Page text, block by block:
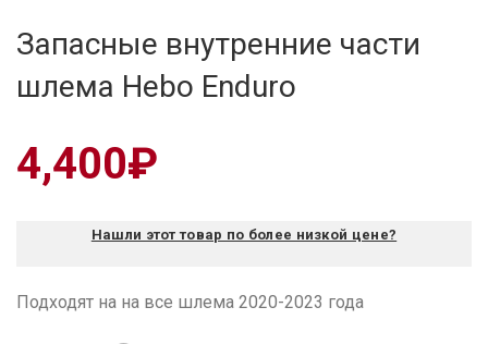
Запасные внутренние части
шлема Hebo Enduro
4,400₽
Нашли этот товар по более низкой цене?
Подходят на на все шлема 2020-2023 года